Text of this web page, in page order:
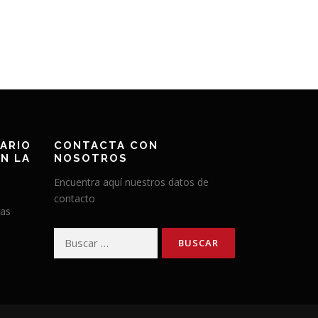
LA
CONTACTA CON
NOSOTROS
Encuentra aquí nuestros datos de
contacto